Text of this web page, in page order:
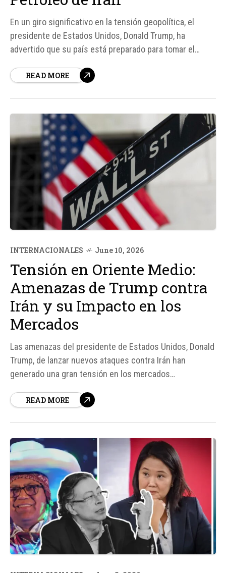
En un giro significativo en la tensión geopolítica, el
presidente de Estados Unidos, Donald Trump, ha
advertido que su país está preparado para tomar el
patrón similar al que se ha implementado en Venezuela.
READ MORE
INTERNACIONALES June 10, 2026
Tensión en Oriente Medio:
Amenazas de Trump contra
Irán y su Impacto en los
Mercados
Las amenazas del presidente de Estados Unidos, Donald
Trump, de lanzar nuevos ataques contra Irán han
generado una gran tensión en los mercados
2,1 por ciento, hasta 90,03 dólares por barril, mientras
READ MORE